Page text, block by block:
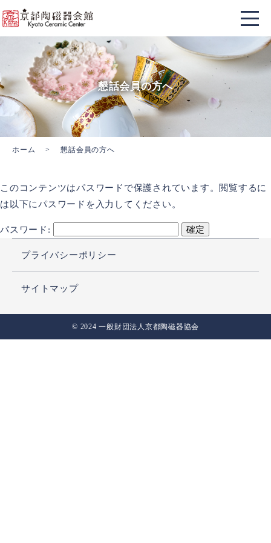
懇話会員の方へ
ホーム 懇話会員の方へ
このコンテンツはパスワードで保護されています。閲覧するに
は以下にパスワードを入力してください。
パスワード:
プライバシーポリシー
サイトマップ
© 2024 一般財団法人京都陶磁器協会